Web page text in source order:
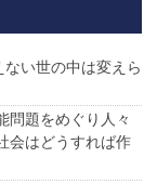
ない世の中は変えら
問題をめぐり人々
会はどうすれば作